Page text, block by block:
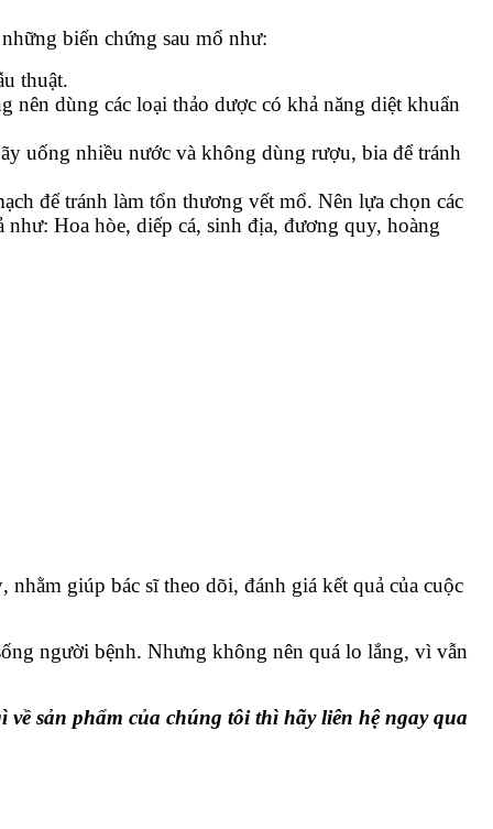
biến chứng sau mổ như:
thuật.
dùng các loại thảo dược có khả năng diệt khuẩn
uống nhiều nước và không dùng rượu, bia để tránh
để tránh làm tổn thương vết mổ. Nên lựa chọn các
Hoa hòe, diếp cá, sinh địa, đương quy, hoàng
giúp bác sĩ theo dõi, đánh giá kết quả của cuộc
người bệnh. Nhưng không nên quá lo lắng, vì vẫn
sản phẩm của chúng tôi thì hãy liên hệ ngay qua